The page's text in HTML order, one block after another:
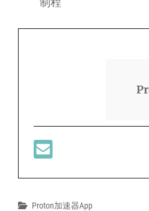
Categories
Proton加速器app